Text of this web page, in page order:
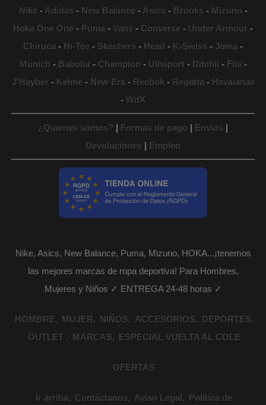
Nike- Adidas- New Balance- Asics- Brooks- Mizuno-
Hoka One One - Puma - Vans - Converse - Under Armour -
Chiruca - Hi-Tec - Skechers - Head - K-Swiss - Joma -
Munich - Babolat- Champion - Ulhsport- Ditchil - Fila -
J'Hayber- Kelme- New Era - Reebok- Regatta - Havaianas
- WdX
¿Quienes sómos? | Formas de pago | Envíos |
Devoluciones | Empleo
Nike, Asics, New Balance, Puma, Mizuno, HOKA...¡tenemos
las mejores marcas de ropa deportiva! Para Hombres,
Mujeres y Niños ✓ ENTREGA 24-48 horas ✓
HOMBRE MUJER NIÑOS ACCESORIOS
DEPORTES
OUTLET
MARCAS ESPECIAL VUELTA AL COLE
OFERTAS
Ir arriba Contáctanos Aviso Legal Política de